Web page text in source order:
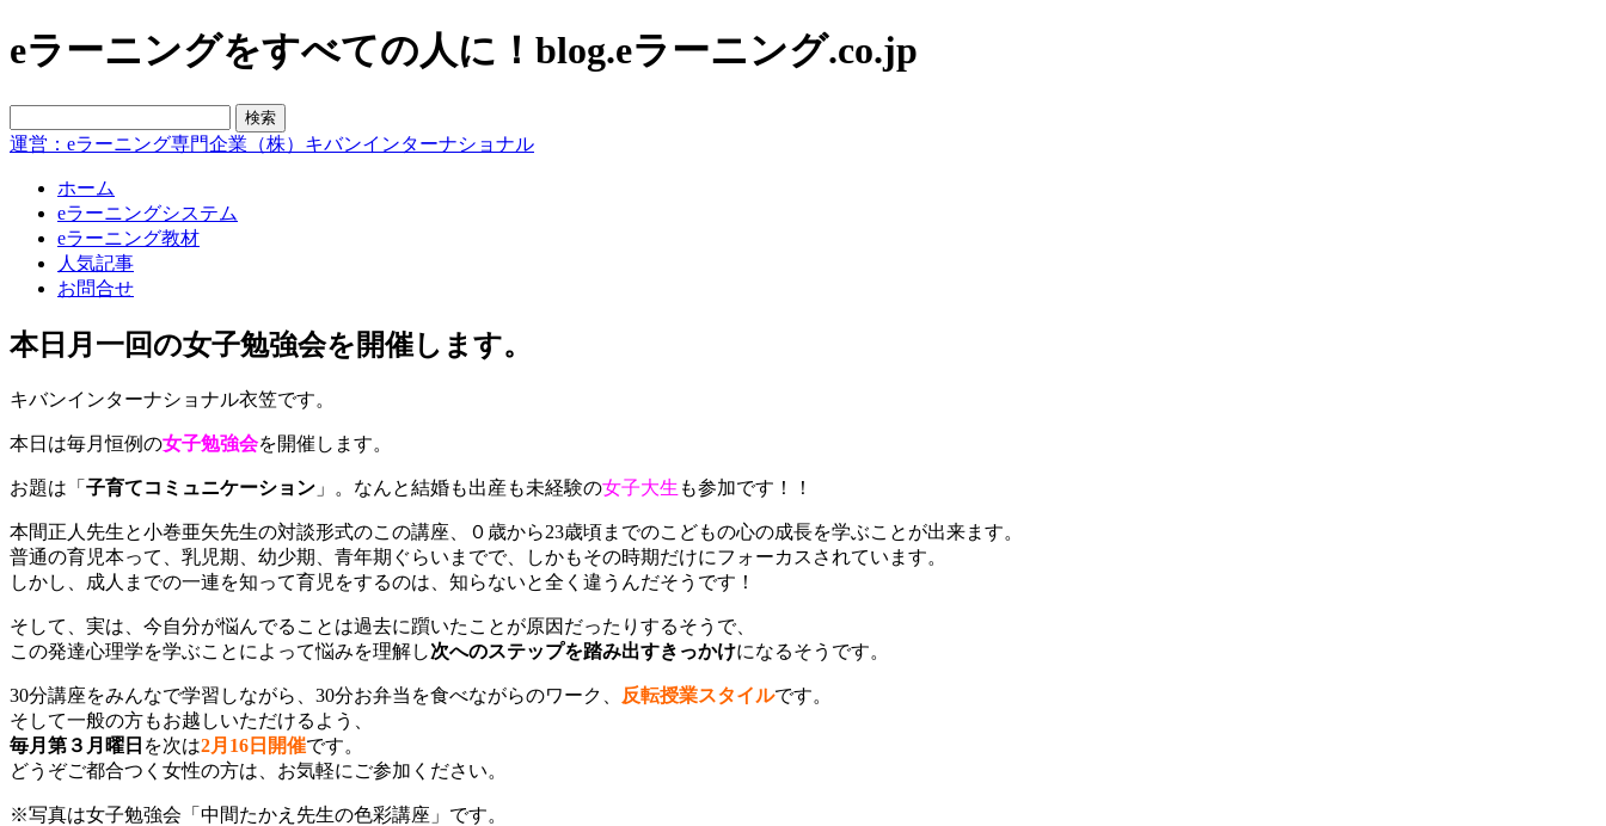
eラーニングをすべての人に！blog.eラーニング.co.jp
運営：eラーニング専門企業（株）キバンインターナショナル
ホーム
eラーニングシステム
eラーニング教材
人気記事
お問合せ
本日月一回の女子勉強会を開催します。
キバンインターナショナル衣笠です。
本日は毎月恒例の女子勉強会を開催します。
お題は「 子育てコミュニケーション 」。なんと結婚も出産も未経験の女子大生 も参加です！！
本間正人先生と小巻亜矢先生の対談形式のこの講座、０歳から23歳頃までのこどもの心の成長を学ぶことが出来ます。
普通の育児本って、乳児期、幼少期、青年期ぐらいまでで、しかもその時期だけにフォーカスされています。
しかし、成人までの一連を知って育児をするのは、知らないと全く違うんだそうです！
そして、実は、今自分が悩んでることは過去に躓いたことが原因だったりするそうで、
この発達心理学を学ぶことによって悩みを理解し次へのステップを踏み出すきっかけになるそうです。
30分講座をみんなで学習しながら、30分お弁当を食べながらのワーク、 反転授業スタイルです。
そして一般の方もお越しいただけるよう、
毎月第３月曜日 を次は2月16日開催です。
どうぞご都合つく女性の方は、お気軽にご参加ください。
※写真は女子勉強会「中間たかえ先生の色彩講座」です。